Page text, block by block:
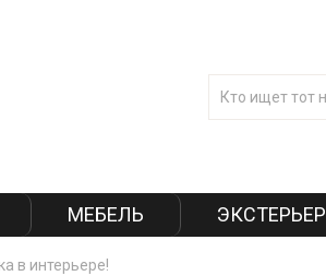
МЕБЕЛЬ ЭКСТЕРЬЕР
в интерьере!